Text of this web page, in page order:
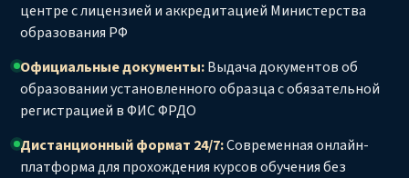
центре с лицензией и аккредитацией Министерства
образования РФ
Официальные документы:Выдача документов об
образовании установленного образца с обязательной
регистрацией в ФИС ФРДО
Дистанционный формат 24/7:Современная онлайн-
платформа для прохождения курсов обучения без